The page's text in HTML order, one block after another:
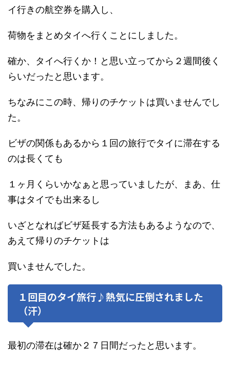
イ行きの航空券を購入し、
荷物をまとめタイへ行くことにしました。
確か、タイへ行くか！と思い立ってから２週間後く
らいだったと思います。
ちなみにこの時、帰りのチケットは買いませんでし
た。
ビザの関係もあるから１回の旅行でタイに滞在する
のは長くても
１ヶ月くらいかなぁと思っていましたが、まあ、仕
事はタイでも出来るし
いざとなればビザ延長する方法もあるようなので、
あえて帰りのチケットは
買いませんでした。
１回目のタイ旅行♪熱気に圧倒されました
（汗）
最初の滞在は確か２７日間だったと思います。